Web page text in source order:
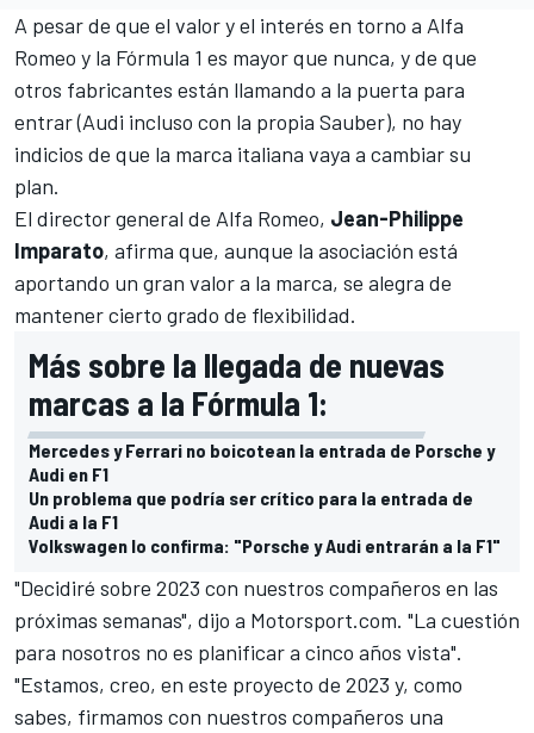
A pesar de que el valor y el interés en torno a Alfa
Romeo y la Fórmula 1 es mayor que nunca, y de que
otros fabricantes están llamando a la puerta para
entrar (Audi incluso con la propia Sauber), no hay
indicios de que la marca italiana vaya a cambiar su
plan.
El director general de Alfa Romeo, Jean-Philippe
Imparato, afirma que, aunque la asociación está
aportando un gran valor a la marca, se alegra de
mantener cierto grado de flexibilidad.
Más sobre la llegada de nuevas
marcas a la Fórmula 1:
Mercedes y Ferrari no boicotean la entrada de Porsche y
Audi en F1
Un problema que podría ser crítico para la entrada de
Audi a la F1
Volkswagen lo confirma: "Porsche y Audi entrarán a la F1"
"Decidiré sobre 2023 con nuestros compañeros en las
próximas semanas", dijo a Motorsport.com. "La cuestión
para nosotros no es planificar a cinco años vista".
"Estamos, creo, en este proyecto de 2023 y, como
sabes, firmamos con nuestros compañeros una